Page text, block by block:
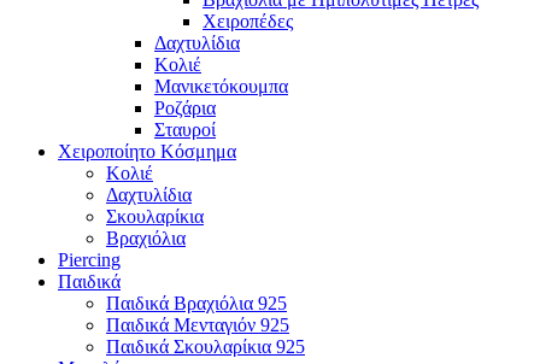
Χειροπέδες
Δαχτυλίδια
Κολιέ
Μανικετόκουμπα
Ροζάρια
Σταυροί
Χειροποίητο Κόσμημα
Κολιέ
Δαχτυλίδια
Σκουλαρίκια
Βραχιόλια
Piercing
Παιδικά
Παιδικά Βραχιόλια 925
Παιδικά Μενταγιόν 925
Παιδικά Σκουλαρίκια 925